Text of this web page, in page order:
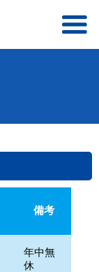
備考
年中無
休